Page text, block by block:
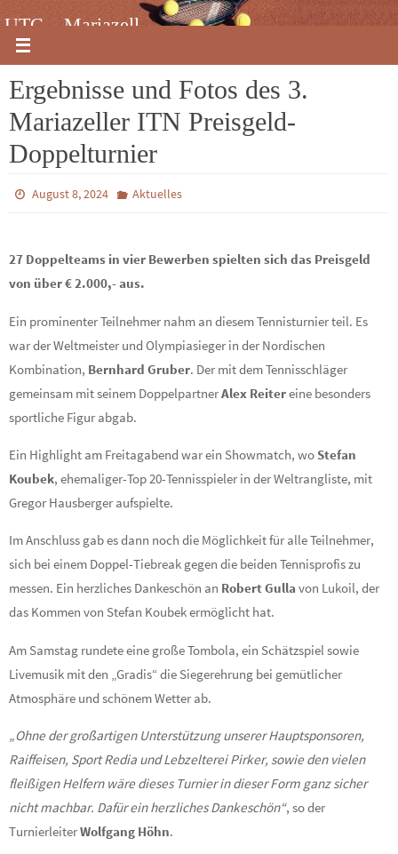
Zum
Inhalt
UTC – Mariazell
Ergebnisse und Fotos des 3.
Mariazeller ITN Preisgeld-
Doppelturnier
August 8, 2024 Aktuelles
27 Doppelteams in vier Bewerben spielten sich das Preisgeld
von über € 2.000,- aus.
Ein prominenter Teilnehmer nahm an diesem Tennisturnier teil. Es
war der Weltmeister und Olympiasieger in der Nordischen
Kombination, Bernhard Gruber. Der mit dem Tennisschläger
gemeinsam mit seinem DoppelpartnerAlex Reitereine besonders
sportliche Figur abgab.
Ein Highlight am Freitagabend war ein Showmatch, wo Stefan
Koubek, ehemaliger-Top 20-Tennisspieler in der Weltrangliste, mit
Gregor Hausberger aufspielte.
Im Anschluss gab es dann noch die Möglichkeit für alle Teilnehmer,
sich bei einem Doppel-Tiebreak gegen die beiden Tennisprofis zu
messen. Ein herzliches Dankeschön an Robert Gulla von Lukoil, der
das Kommen von Stefan Koubek ermöglicht hat.
Am Samstag rundete eine große Tombola, ein Schätzspiel sowie
Livemusik mit den „Gradis“ die Siegerehrung bei gemütlicher
Atmosphäre und schönem Wetter ab.
„Ohne der großartigen Unterstützung unserer Hauptsponsoren,
Raiffeisen, Sport Redia und Lebzelterei Pirker, sowie den vielen
fleißigen Helfern wäre dieses Turnier in dieser Form ganz sicher
nicht machbar. Dafür ein herzliches Dankeschön“, so der
TurnierleiterWolfgang Höhn.